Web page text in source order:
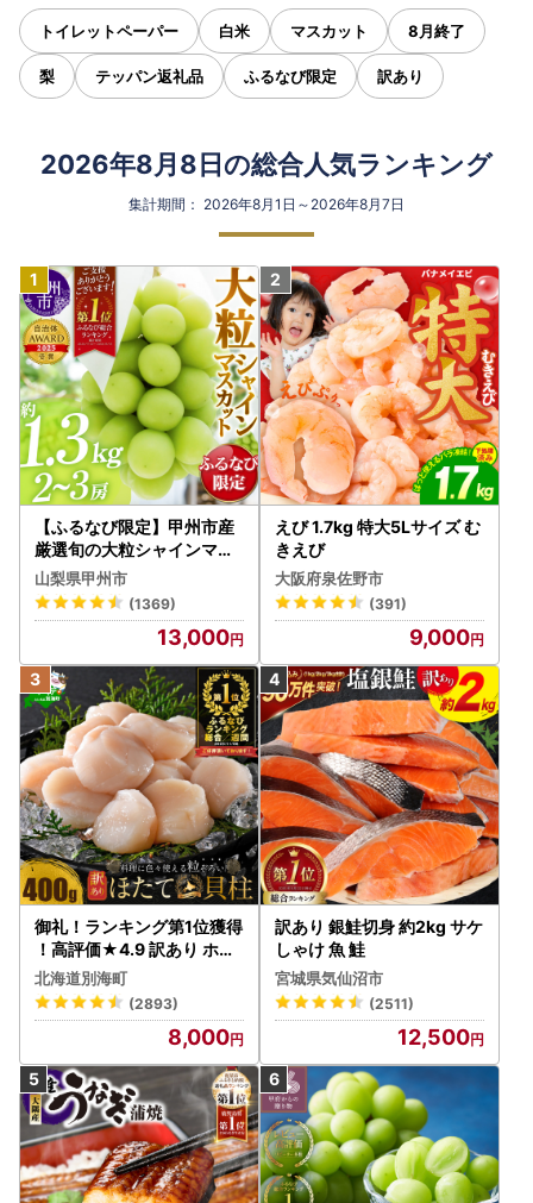
トイレットペーパー 白米 マスカット 8月終了
梨 テッパン返礼品 ふるなび限定 訳あり
2026年8月8日の総合人気ランキング
集計期間： 2026年8月1日～2026年8月7日
【ふるなび限定】甲州市産
厳選旬の大粒シャインマス
カット 約1.3kg 2～3房【2
026年発送】（MG）B12-
472 FN-Limited-VO シャ
インマスカット フルーツ
山梨県甲州市
(1369)
13,000
えび 1.7kg 特大5Lサイズ む
きえび
大阪府泉佐野市
(391)
9,000
御礼！ランキング第1位獲得
！高評価★4.9 訳あり ホタ
テ 400g（ほたて 帆立 貝柱
冷凍 ）
北海道別海町
(2893)
8,000
訳あり 銀鮭切身 約2kg サケ
しゃけ 魚 鮭
宮城県気仙沼市
(2511)
12,500